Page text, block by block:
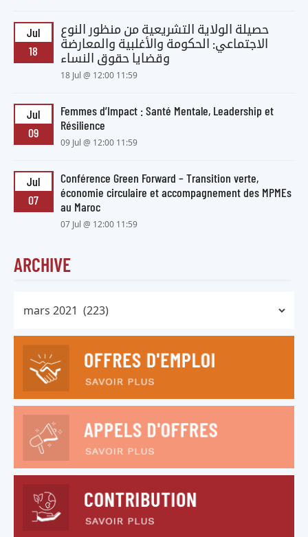
Jul
18
حصيلة الولاية التشريعية من منظور النوع
الاجتماعي: الحكومة والأغلبية والمعارضة
وقضايا حقوق النساء
18 Jul @ 12:00 11:59
Jul
09
Femmes d’Impact : Santé Mentale, Leadership et
Résilience
09 Jul @ 12:00 11:59
Jul
07
Conférence Green Forward – Transition verte,
économie circulaire et accompagnement des MPMEs
au Maroc
07 Jul @ 12:00 11:59
ARCHIVE